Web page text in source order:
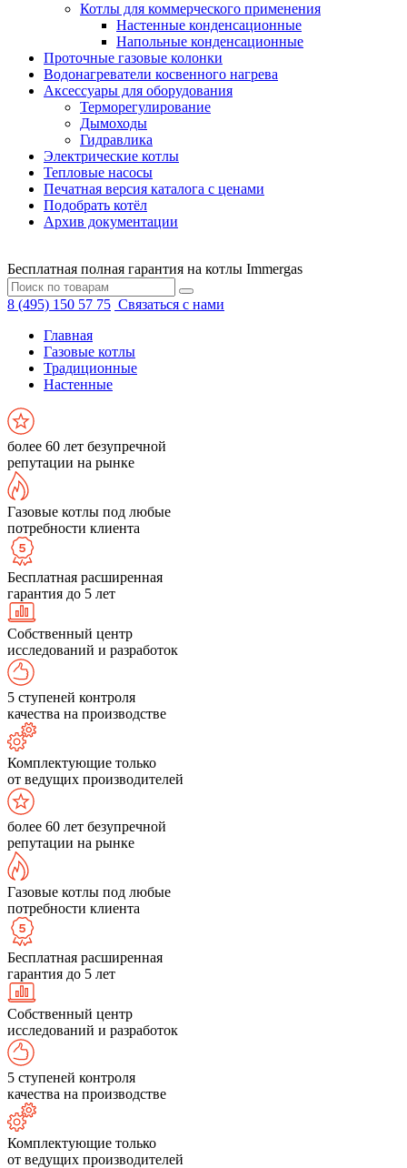
Котлы для коммерческого применения
Настенные конденсационные
Напольные конденсационные
Проточные газовые колонки
Водонагреватели косвенного нагрева
Аксессуары для оборудования
Терморегулирование
Дымоходы
Гидравлика
Электрические котлы
Тепловые насосы
Печатная версия каталога с ценами
Подобрать котёл
Архив документации
Бесплатная полная гарантия на котлы Immergas
8 (495) 150 57 75 Связаться с нами
Главная
Газовые котлы
Традиционные
Настенные
более 60 лет безупречной
репутации на рынке
Газовые котлы под любые
потребности клиента
Бесплатная расширенная
гарантия до 5 лет
Собственный центр
исследований и разработок
5 ступеней контроля
качества на производстве
Комплектующие только
от ведущих производителей
более 60 лет безупречной
репутации на рынке
Газовые котлы под любые
потребности клиента
Бесплатная расширенная
гарантия до 5 лет
Собственный центр
исследований и разработок
5 ступеней контроля
качества на производстве
Комплектующие только
от ведущих производителей